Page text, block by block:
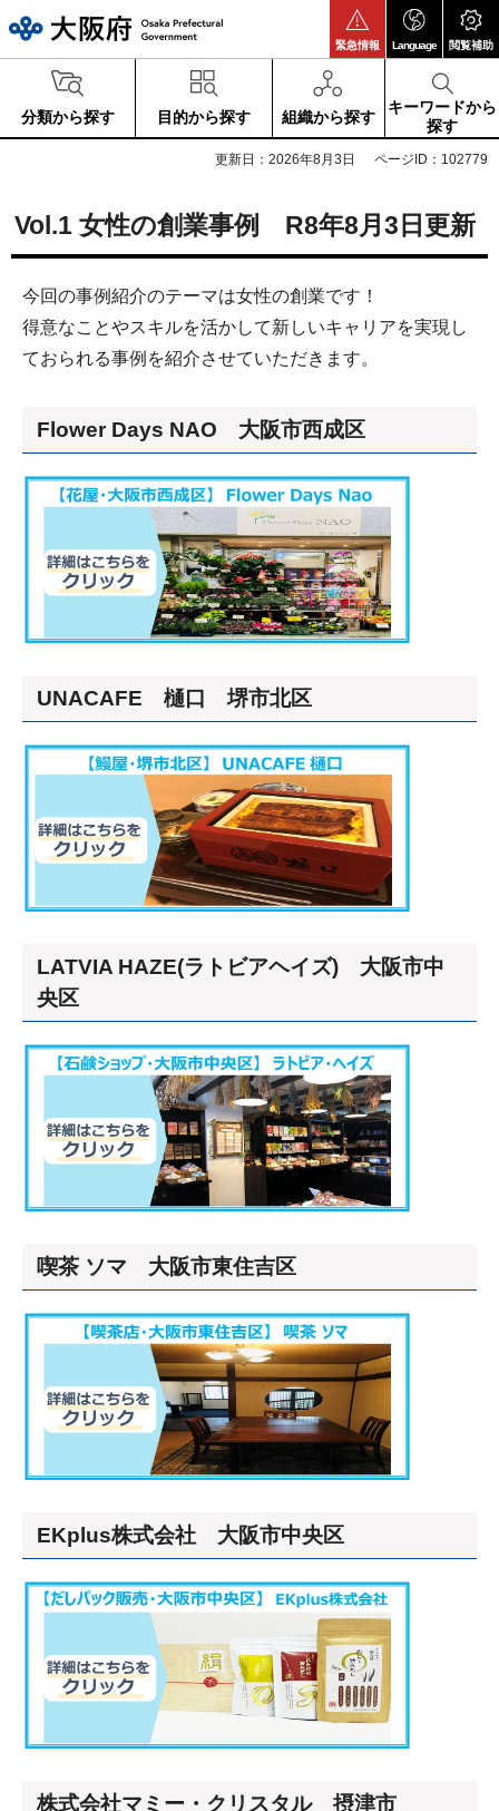
緊急情報 Language 閲覧補助
分類から探す 目的から探す 組織から探す
キーワードから
探す
更新日：2026年8月3日 ページID：102779
Vol.1 女性の創業事例 R8年8月3日更新
今回の事例紹介のテーマは女性の創業です！
得意なことやスキルを活かして新しいキャリアを実現し
ておられる事例を紹介させていただきます。
Flower Days NAO 大阪市西成区
UNACAFE 樋口 堺市北区
LATVIA HAZE(ラトビアヘイズ) 大阪市中
央区
喫茶 ソマ 大阪市東住吉区
EKplus株式会社 大阪市中央区
株式会社マミー・クリスタル 摂津市